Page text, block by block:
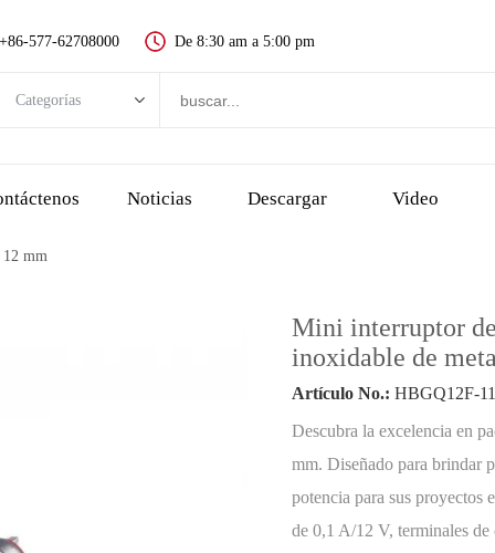
+86-577-62708000 De 8:30 am a 5:00 pm
Categorías
Noticias Descargar Video
12 mm
Mini interruptor
inoxidable de
Artículo No.: HBGQ12F-
Descubra la excelencia en
mm. Diseñado para brindar
potencia para sus proyectos
de 0,1 A/12 V, terminales